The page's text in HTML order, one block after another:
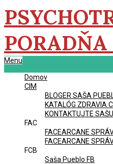
Skip
to
content
Primary
Menu
Domov
CIM
BLOGER SAŠA
KATALÓG ZDRAVIA
KONTAKTUJTE
FAC
FACEARCANE
FACEARCANE
FCB
Saša Pueblo FB